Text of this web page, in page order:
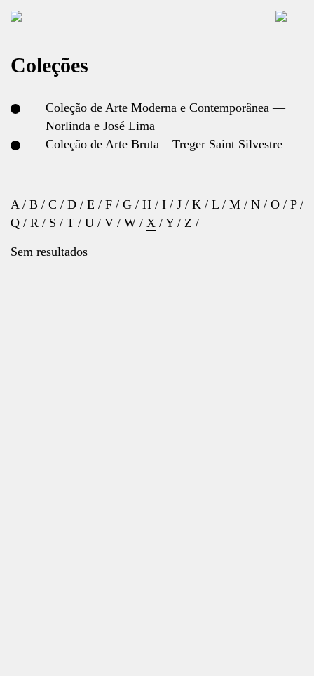
Coleções
Coleção de Arte Moderna e Contemporânea —
Norlinda e José Lima
Coleção de Arte Bruta – Treger Saint Silvestre
A/ B / C / D / E / F / G / H / I / J / K / L / M / N / O / P/
Q / R / S / T / U / V / W / X / Y/ Z /
Sem resultados